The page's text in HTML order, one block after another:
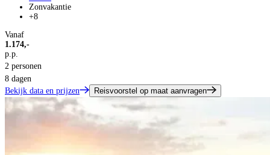
Zonvakantie
+8
Vanaf
1.174,-
p.p.
2 personen
8 dagen
Bekijk data en prijzen
Reisvoorstel op maat aanvragen